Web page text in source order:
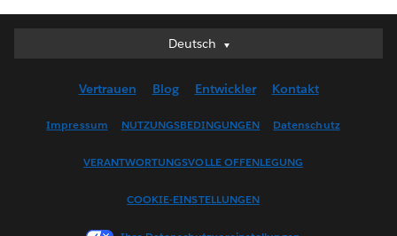
Deutsch
Deutsch
English (US)
Français (France)
Vertrauen Blog Entwickler Kontakt
Impressum NUTZUNGSBEDINGUNGEN Datenschutz
VERANTWORTUNGSVOLLE OFFENLEGUNG
COOKIE-EINSTELLUNGEN